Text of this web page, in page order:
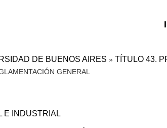
DE BUENOS AIRES » TÍTULO 43.
GENERAL
E INDUSTRIAL